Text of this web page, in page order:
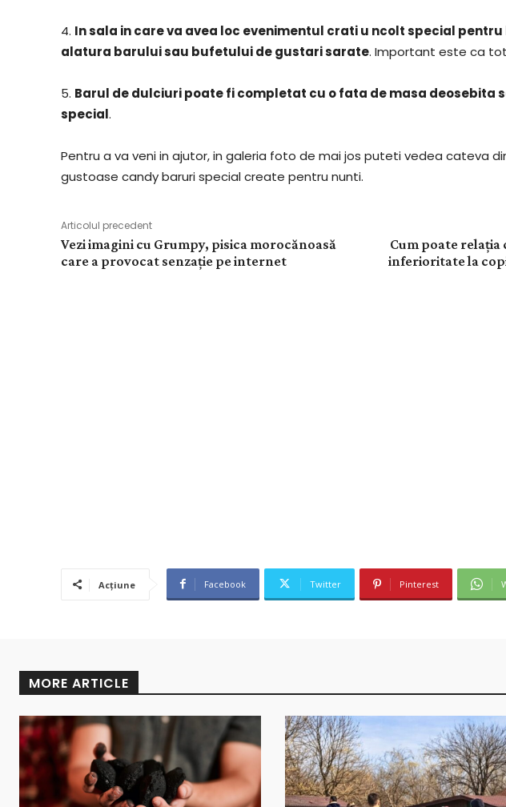
4. In sala in care va avea loc evenimentul crati u ncolt special
alatura barului sau bufetului de gustari sarate. Important este ca
5. Barul de dulciuri poate fi completat cu o fata de masa deosebita
special.
Pentru a va veni in ajutor, in galeria foto de mai jos puteti vedea cateva
gustoase candy baruri special create pentru nunti.
Articolul precedent
Vezi imagini cu Grumpy, pisica morocănoasă
care a provocat senzație pe internet
Cum poate relația
inferioritate la
Acțiune Facebook Twitter Pinterest
MORE ARTICLE